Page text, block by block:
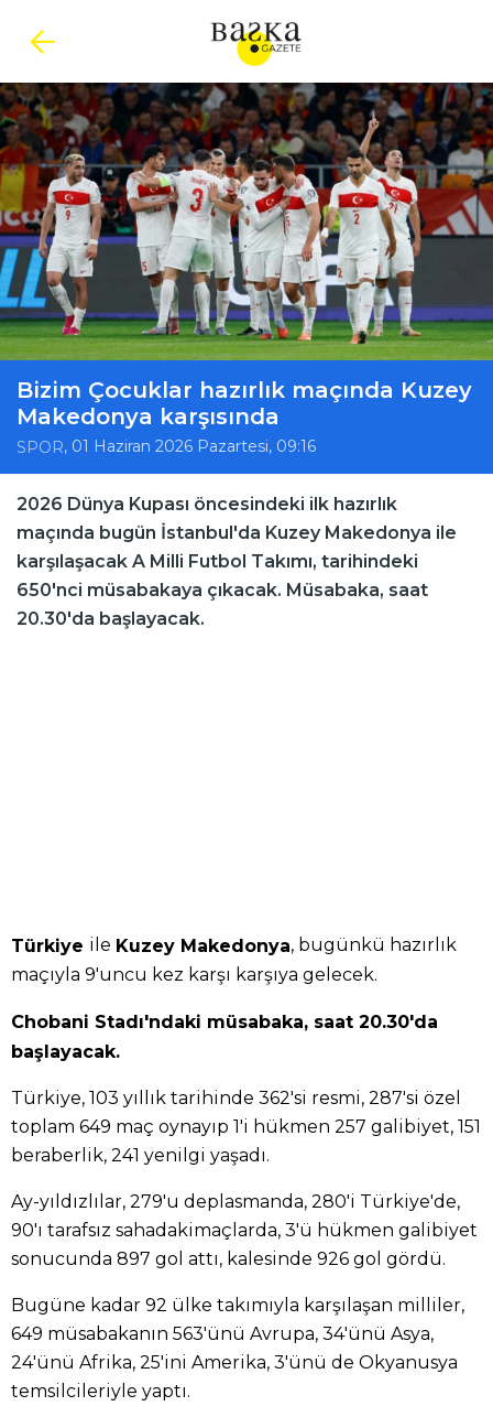
Bizim Çocuklar hazırlık maçında Kuzey
Makedonya karşısında
SPOR, 01 Haziran 2026 Pazartesi, 09:16
2026 Dünya Kupası öncesindeki ilk hazırlık
maçında bugün İstanbul'da Kuzey Makedonya ile
karşılaşacak A Milli Futbol Takımı, tarihindeki
650'nci müsabakaya çıkacak. Müsabaka, saat
20.30'da başlayacak.
Türkiye ile Kuzey Makedonya, bugünkü hazırlık
maçıyla 9'uncu kez karşı karşıya gelecek.
Chobani Stadı'ndaki müsabaka, saat 20.30'da
başlayacak.
Türkiye, 103 yıllık tarihinde 362'si resmi, 287'si özel
toplam 649 maç oynayıp 1'i hükmen 257 galibiyet, 151
beraberlik, 241 yenilgi yaşadı.
Ay-yıldızlılar, 279'u deplasmanda, 280'i Türkiye'de,
90'ı tarafsız sahadakimaçlarda, 3'ü hükmen galibiyet
sonucunda 897 gol attı, kalesinde 926 gol gördü.
Bugüne kadar 92 ülke takımıyla karşılaşan milliler,
649 müsabakanın 563'ünü Avrupa, 34'ünü Asya,
24'ünü Afrika, 25'ini Amerika, 3'ünü de Okyanusya
temsilcileriyle yaptı.